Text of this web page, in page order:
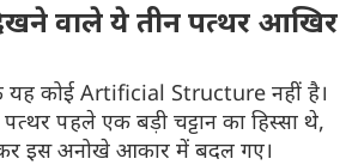
वाले ये तीन पत्थर आखिर
यह कोई Artificial Structure नहीं है।
पहले एक बड़ी चट्टान का हिस्सा थे,
इस अनोखे आकार में बदल गए।